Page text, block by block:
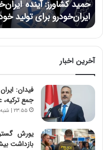
روشن است | برنامه
باکیفیت
آخرین اخبار
فیدان:
جمع ترکیه،
۲۳:۵۵ | شنبه، ۱۷ مرداد ۱۴۰۵
یورش
بازداشت بیش از